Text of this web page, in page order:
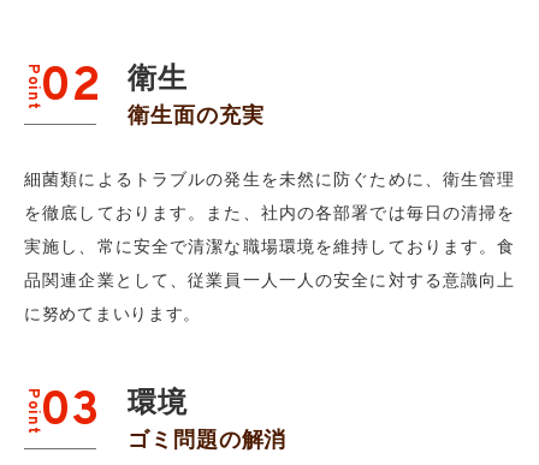
Point02 衛生
衛生面の充実
細菌類によるトラブルの発生を未然に防ぐために、衛生管理
を徹底しております。また、社内の各部署では毎日の清掃を
実施し、常に安全で清潔な職場環境を維持しております。食
品関連企業として、従業員一人一人の安全に対する意識向上
に努めてまいります。
Point03 環境
ゴミ問題の解消